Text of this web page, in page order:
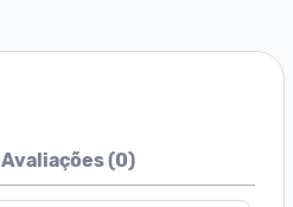
Avaliações (0)